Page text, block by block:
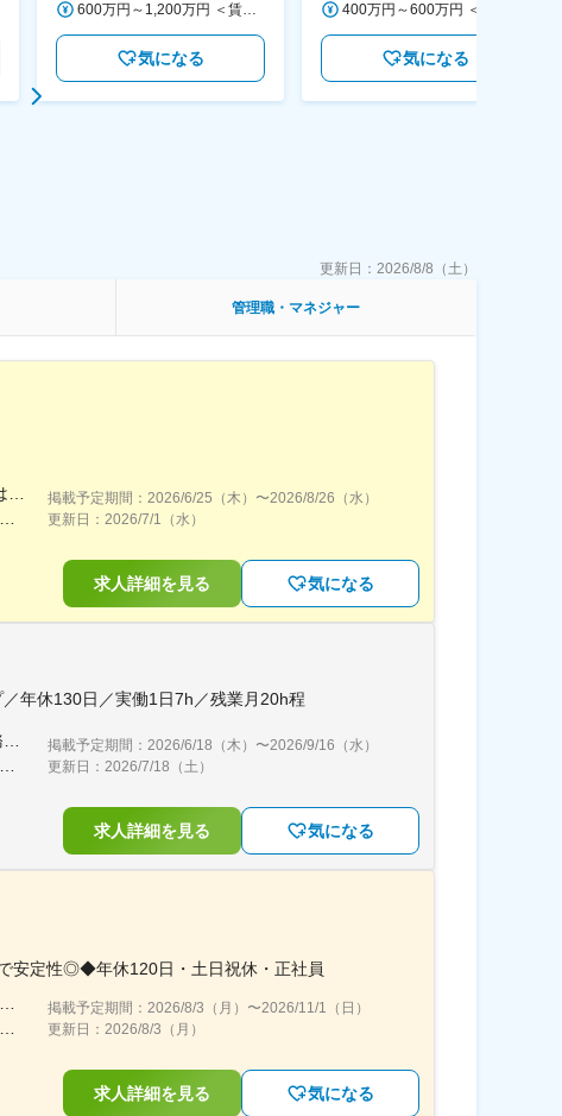
600万円～1,200万円 ＜賃金形態＞ 月給制 ＜賃金内訳＞ 月額（基本給）：350,000円～500,000円 ＜月給＞ 350,000円～500,000円 ＜昇給有無＞ 有 ＜残業手当＞ 有 ＜給与補足＞ ※年収は経験や能力を考慮の上、当社規定により決定します。 賃金はあくまでも目安の金額であり、選考を通じて上下する可能性があります。 月給(月額)は固定手当を含めた表記です。
気になる 気になる
更新日： 2026/8/8（土）
管理職・マネジャー
【東京・大阪・愛知・福岡】以下のいずれかの所属オフィスもしくは各エリアのプロジェクト先 所属オフィス：■赤坂インターシティ■関西オフィス■アクセンチュア・アドバンスト・テクノロジーセンター名古屋■福岡オフィス※詳細は勤務地一覧よりご覧いただけます。※所属オフィスを問わずプロジェクトにより、国内出張、海外出張の可能性があります【魅力ポイント│世界の知恵を活用】世界中のベストプラクティスがデータベースに集約されており、数多くの事例や社員の知恵を活用できます。日本では前例のない案件でも、世界各国の社員からオンライン・オフライン（海外出張）問わず、気軽にアドバイスを受けることができます。★ この求人のPOINT ★￣￣V￣￣￣￣￣￣￣￣￣＃世界約78万人規模の大手基盤で安定性◎若手から裁量大きく挑戦・成長できる環境＃土日祝休／連続5日以上の休暇取得も可能！／フルフレックス（コアタイムなし）＃コンサル・IT未経験者向けの手厚い研修◎／メンター制度もあるため安心してチャレンジOK！
年収1200万円／コンサルタント／シニア・マネジャー（40代） 年収1000万円／テクノロジーアーキテクト（30代）
掲載予定期間： 2026/6/25（木） 〜2026/8/26（水）
更新日： 2026/7/1（水）
求人詳細を見る 気になる
年休130日／実働1日7h／残業月20h程
＜勤務地詳細＞本社住所：東京都港区虎ノ門2-1-1 商船三井ビル勤務地最寄駅：東京メトロ銀座線／虎ノ門駅受動喫煙対策：屋内全面禁煙変更の範囲：会社の定める事業所
＜予定年収＞440万円～730万円＜賃金形態＞月給制＜賃金内訳＞月額（基本給）：291,800円～487,000円＜月給＞291,800円～487,000円＜昇給有無＞有＜残業手当＞有＜給与補足＞※上記想定年収には賞与3ヶ月分を含みます。金額は目安の金額であり、これまでのご経験・スキル・現年収等を総合的に考慮し決定いたします。■昇給：年1回■賞与：3ヶ月分（前年度実績）賃金はあくまでも目安の金額であり、選考を通じて上下する可能性があります。月給(月額)は固定手当を含めた表記です。
掲載予定期間： 2026/6/18（木） 〜2026/9/16（水）
更新日： 2026/7/18（土）
求人詳細を見る 気になる
安定性◎◆年休120日・土日祝休・正社員
＜勤務地詳細＞本社住所：東京都中央区銀座1-12-4 N&E-BLD.7階受動喫煙対策：屋内全面禁煙変更の範囲：会社の定める事業所
＜予定年収＞350万円～500万円＜賃金形態＞月給制＜賃金内訳＞月額（基本給）：220,000円～270,000円＜月給＞220,000円～270,000円＜昇給有無＞有＜残業手当＞有＜給与補足＞■賞与：あり■昇給：あり賃金はあくまでも目安の金額であり、選考を通じて上下する可能性があります。月給(月額)は固定手当を含めた表記です。
掲載予定期間： 2026/8/3（月） 〜2026/11/1（日）
更新日： 2026/8/3（月）
求人詳細を見る 気になる